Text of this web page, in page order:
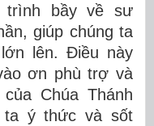
trình bầy về sư
giúp chúng ta
lên. Điều này
ơn phù trợ và
Chúa Thánh
ta ý thức và sốt